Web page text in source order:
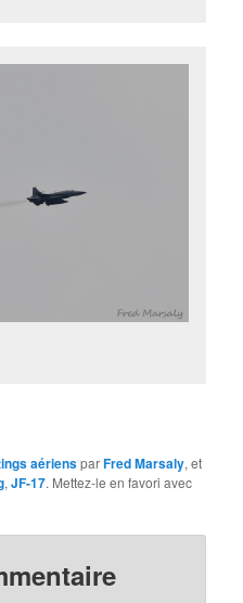
aériensparFred Marsaly, et
,JF-17. Mettez-le en favori avec